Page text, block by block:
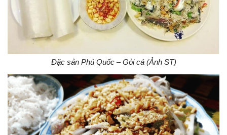
Đặc sản Phú Quốc – Gỏi cá (Ảnh ST)